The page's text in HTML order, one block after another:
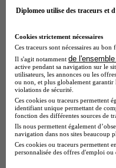
Note de 2 sur 5
Diplomeo utilise des traceurs et
Cookies strictement nécessaires
Ces traceurs sont nécessaires au
Il s'agit notamment de
active pendant sa navigation sur le
utilisateurs, les annonces ou les
ou non, et plus globalement garantir
violations de sécurité.
Ces cookies ou traceurs permettent
identifiant unique permettant de
fonction des différentes sources de
Ils nous permettent également
navigation dans nos sites beaucoup
Ces cookies ou traceurs permettent
personnalisée des offres d'emploi ou